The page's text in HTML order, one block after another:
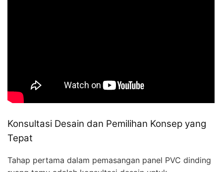
Konsultasi Desain dan Pemilihan Konsep yang
Tepat
Tahap pertama dalam pemasangan panel PVC dinding